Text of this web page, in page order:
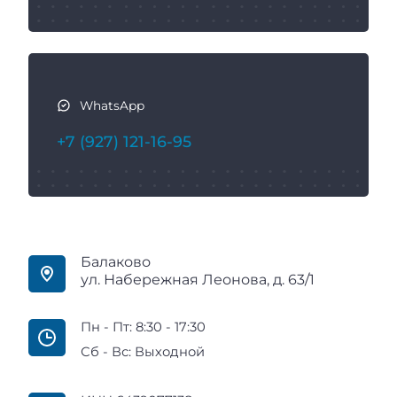
WhatsApp
+7 (927) 121-16-95
Балаково
ул. Набережная Леонова, д. 63/1
Пн - Пт: 8:30 - 17:30
Сб - Вс: Выходной